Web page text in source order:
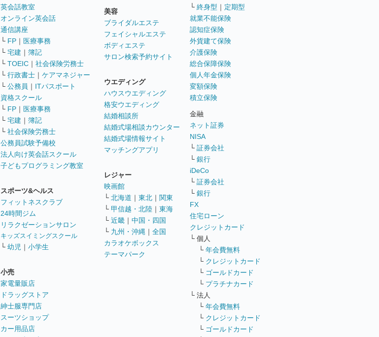
英会話教室
オンライン英会話
通信講座
└ FP ｜ 医療事務
└ 宅建 ｜ 簿記
└ TOEIC ｜ 社会保険労務士
└ 行政書士 ｜ ケアマネジャー
└ 公務員 ｜ ITパスポート
資格スクール
└ FP ｜ 医療事務
└ 宅建 ｜ 簿記
└ 社会保険労務士
公務員試験予備校
法人向け英会話スクール
子どもプログラミング教室
スポーツ&ヘルス
フィットネスクラブ
24時間ジム
リラクゼーションサロン
キッズスイミングスクール
└ 幼児 ｜ 小学生
小売
家電量販店
ドラッグストア
紳士服専門店
スーツショップ
カー用品店
美容
ブライダルエステ
フェイシャルエステ
ボディエステ
サロン検索予約サイト
ウエディング
ハウスウエディング
格安ウエディング
結婚相談所
結婚式場相談カウンター
結婚式場情報サイト
マッチングアプリ
レジャー
映画館
└ 北海道 ｜ 東北 ｜ 関東
└ 甲信越・北陸 ｜ 東海
└ 近畿 ｜ 中国・四国
└ 九州・沖縄 ｜ 全国
カラオケボックス
テーマパーク
└ 終身型 ｜ 定期型
就業不能保険
認知症保険
外貨建て保険
介護保険
総合保障保険
個人年金保険
変額保険
積立保険
金融
ネット証券
NISA
└ 証券会社
└ 銀行
iDeCo
└ 証券会社
└ 銀行
FX
住宅ローン
クレジットカード
└ 個人
└ 年会費無料
└ クレジットカード
└ ゴールドカード
└ プラチナカード
└ 法人
└ 年会費無料
└ クレジットカード
└ ゴールドカード